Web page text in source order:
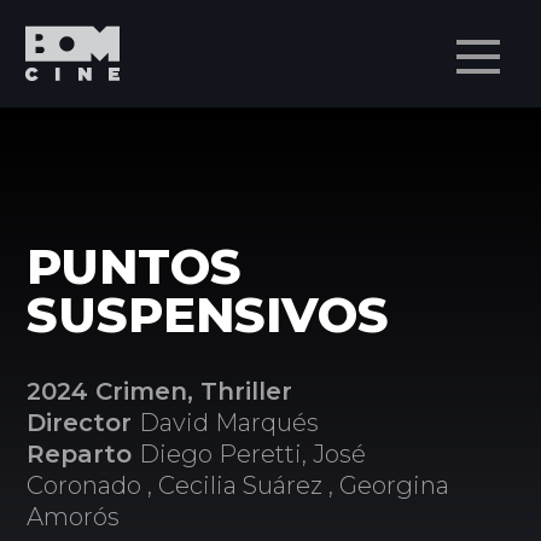
PUNTOS
SUSPENSIVOS
2024 Crimen, Thriller
Director David Marqués
Reparto Diego Peretti, José
Coronado , Cecilia Suárez , Georgina
Amorós